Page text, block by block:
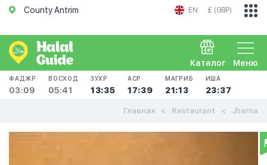
County Antrim EN £ (GBP)
Меню
Каталог
ФАДЖР
03:09
ВОСХОД
05:41
ЗУХР
13:35
АСР
17:39
МАГРИБ
21:13
ИША
23:37
Главная Restaurant Jharna